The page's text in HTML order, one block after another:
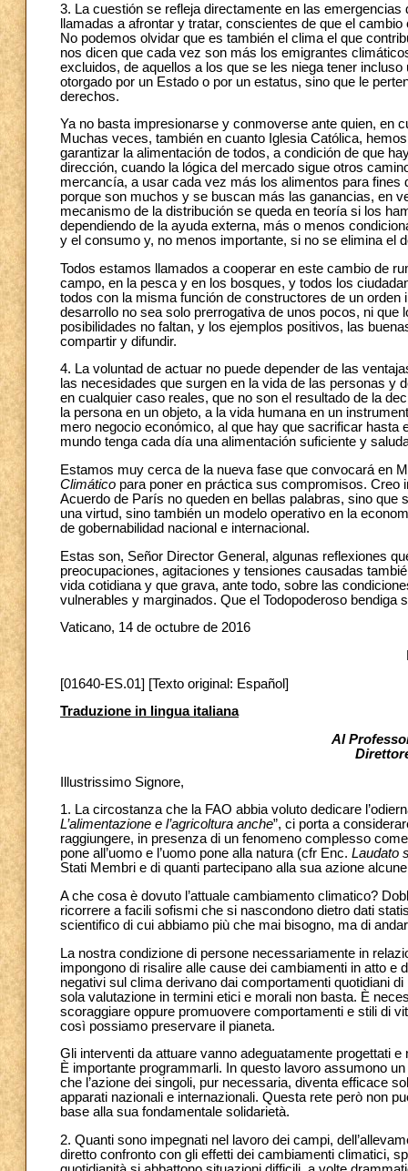
3. La cuestión se refleja directamente en las
llamadas a afrontar y tratar, conscientes de que el
No podemos olvidar que es también el clima el que
nos dicen que cada vez son más los emigrantes
excluidos, de aquellos a los que se les niega tener
otorgado por un Estado o por un estatus, sino que le
derechos.
Ya no basta impresionarse y conmoverse ante quien, en
Muchas veces, también en cuanto Iglesia Católica,
garantizar la alimentación de todos, a condición de que
dirección, cuando la lógica del mercado sigue otros
mercancía, a usar cada vez más los alimentos para
porque son muchos y se buscan más las ganancias, en
mecanismo de la distribución se queda en teoría si los
dependiendo de la ayuda externa, más o menos
y el consumo y, no menos importante, si no se elimina el
Todos estamos llamados a cooperar en este cambio de
campo, en la pesca y en los bosques, y todos los
todos con la misma función de constructores de un
desarrollo no sea solo prerrogativa de unos pocos, ni
posibilidades no faltan, y los ejemplos positivos, las
compartir y difundir.
4. La voluntad de actuar no puede depender de las
las necesidades que surgen en la vida de las personas y
en cualquier caso reales, que no son el resultado de la
la persona en un objeto, a la vida humana en un
mero negocio económico, al que hay que sacrificar hasta
mundo tenga cada día una alimentación suficiente y
Estamos muy cerca de la nueva fase que convocará en
Climático para poner en práctica sus compromisos. Creo
Acuerdo de París no queden en bellas palabras, sino
una virtud, sino también un modelo operativo en la
de gobernabilidad nacional e internacional.
Estas son, Señor Director General, algunas reflexiones
preocupaciones, agitaciones y tensiones causadas
vida cotidiana y que grava, ante todo, sobre las
vulnerables y marginados. Que el Todopoderoso
Vaticano, 14 de octubre de 2016
[01640-ES.01] [Texto original: Español]
Traduzione in lingua italiana
Al
Illustrissimo Signore,
1. La circostanza che la FAO abbia voluto dedicare
L’alimentazione e l’agricoltura anche”, ci porta a
raggiungere, in presenza di un fenomeno complesso
pone all’uomo e l’uomo pone alla natura (cfr Enc. Laudato
Stati Membri e di quanti partecipano alla sua azione
A che cosa è dovuto l’attuale cambiamento climatico?
ricorrere a facili sofismi che si nascondono dietro dati
scientifico di cui abbiamo più che mai bisogno, ma di
La nostra condizione di persone necessariamente in
impongono di risalire alle cause dei cambiamenti in atto
negativi sul clima derivano dai comportamenti quotidiani
sola valutazione in termini etici e morali non basta. È
scoraggiare oppure promuovere comportamenti e stili di
così possiamo preservare il pianeta.
Gli interventi da attuare vanno adeguatamente progettati
È importante programmarli. In questo lavoro assumono
che l’azione dei singoli, pur necessaria, diventa efficace
apparati nazionali e internazionali. Questa rete però non
base alla sua fondamentale solidarietà.
2. Quanti sono impegnati nel lavoro dei campi,
diretto confronto con gli effetti dei cambiamenti climatici,